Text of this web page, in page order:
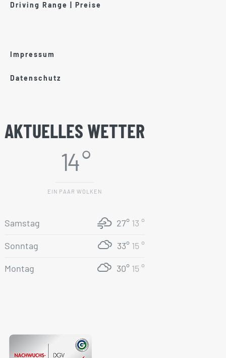
Driving Range | Preise
Impressum
Datenschutz
AKTUELLES WETTER
14 °
EIN PAAR WOLKEN
Samstag 27° 13 °
Sonntag 33° 15 °
Montag 30° 15 °